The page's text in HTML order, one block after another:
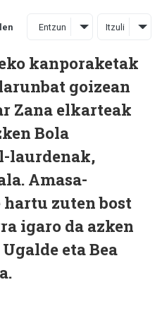
Entzun Itzuli
kanporaketak
goizean
Zana elkarteak
Bola
laurdenak,
Amasa-
zuten bost
igaro da azken
eta Bea